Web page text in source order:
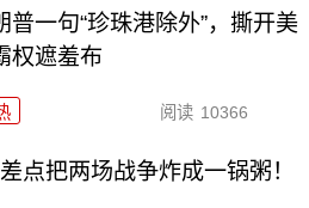
普一句“珍珠港除外”，撕开美
权遮羞布
阅读 10366
点把两场战争炸成一锅粥！